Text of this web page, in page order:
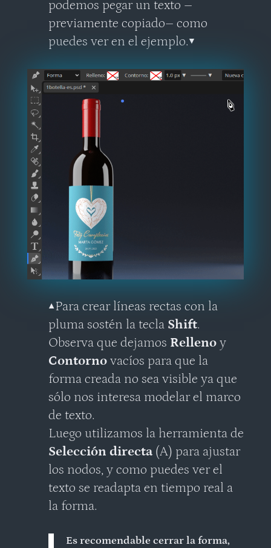
podemos pegar un texto –
previamente copiado– como
puedes ver en el ejemplo.▼
▲Para crear líneas rectas con la
pluma sostén la tecla Shift.
Observa que dejamos Rellenoy
Contornovacíos para que la
forma creada no sea visible ya que
sólo nos interesa modelar el marco
de texto.
Luego utilizamos la herramienta de
Selección directa(A) para ajustar
los nodos, y como puedes ver el
texto se readapta en tiempo real a
la forma.
Es recomendable cerrar la forma,